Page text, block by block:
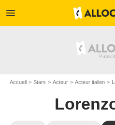
menu
Accueil Stars Acteur Acteur italien